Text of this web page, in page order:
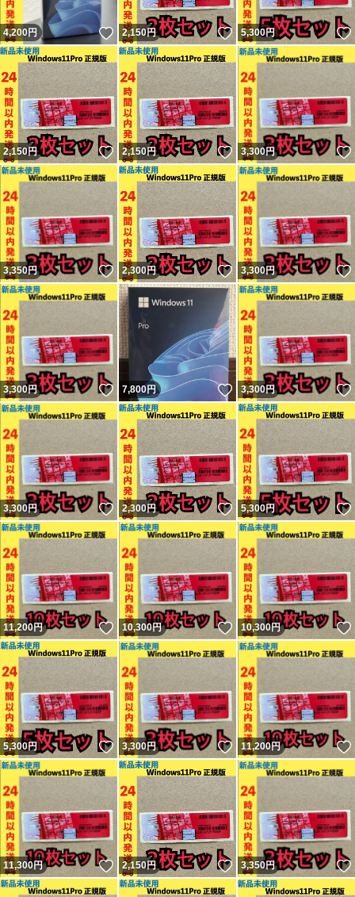
4,200円 いいね！
2,150円 いいね！
5,300円
2,150円 いいね！
2,150円 いいね！
3,300円
3,350円 いいね！
2,300円 いいね！
3,300円
3,300円 いいね！
7,800円 いいね！
3,300円
3,300円 いいね！
2,300円 いいね！
5,300円
11,200円 いいね！
10,300円 いいね！
10,300円
5,300円 いいね！
3,300円 いいね！
11,200円
11,300円 いいね！
2,150円 いいね！
3,350円